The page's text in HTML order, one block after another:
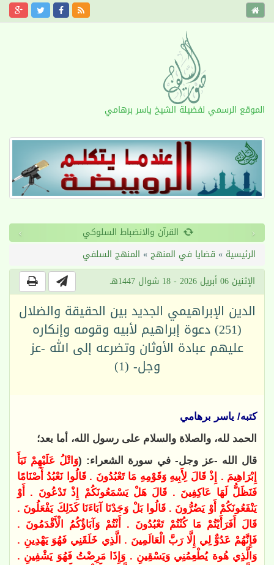
الموقع الرسمي لفضيلة الشيخ ياسر برهامي
القرآن والانضباط السلوكي ‹
›
الرئيسية » قضايا في المنهج» المنهج السلفي
الإثنين 06 أبريل 2026 - 18 شوال 1447هـ
الدين الإبراهيمي الجديد بين الحقيقة والضلال
(251) دعوة إبراهيم لأبيه وقومه وإنكاره
عليهم عبادة الأوثان وتضرعه إلى الله -عز
وجل- (1)
كتبه/ ياسر برهامي
الحمد لله، والصلاة والسلام على رسول الله، أما بعد؛
قال الله -عز وجل- في سورة الشعراء: (وَاتْلُ عَلَيْهِمْ نَبَأَ
إِبْرَاهِيمَ . إِذْ قَالَ لِأَبِيهِ وَقَوْمِهِ مَا تَعْبُدُونَ . قَالُوا نَعْبُدُ أَصْنَامًا
فَنَظَلُّ لَهَا عَاكِفِينَ . قَالَ هَلْ يَسْمَعُونَكُمْ إِذْ تَدْعُونَ . أَوْ
يَنْفَعُونَكُمْ أَوْ يَضُرُّونَ . قَالُوا بَلْ وَجَدْنَا آبَاءَنَا كَذَلِكَ يَفْعَلُونَ .
قَالَ أَفَرَأَيْتُمْ مَا كُنْتُمْ تَعْبُدُونَ . أَنْتُمْ وَآبَاؤُكُمُ الْأَقْدَمُونَ .
فَإِنَّهُمْ عَدُوٌّ لِي إِلَّا رَبَّ الْعَالَمِينَ . الَّذِي خَلَقَنِي فَهُوَ يَهْدِينِ .
وَالَّذِي هُوة يُطْعِمُنِي وَيَسْقِينِ . وَإِذَا مَرِضْتُ فَهُوَ يَشْفِينِ .